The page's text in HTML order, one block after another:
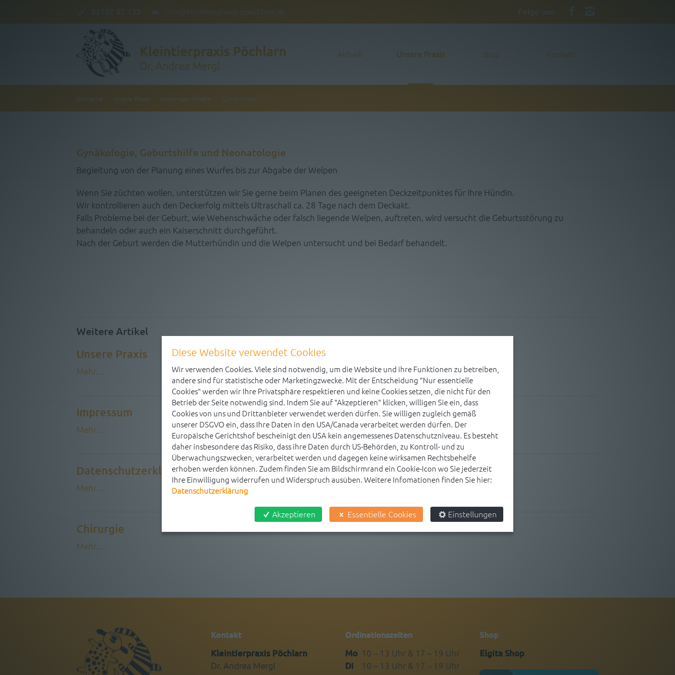
02757 57 133 info@kleintierpraxis-poechlarn.at Folge uns:
Aktuell Unsere Praxis Shop Kontakt
Aktuell
Startseite Unsere Praxis Leistungen Inhalte Gynäkologie
Gynäkologie, Geburtshilfe und Neonatologie
Begleitung von der Planung eines Wurfes bis zur Abgabe der Welpen
Wenn Sie züchten wollen, unterstützen wir Sie gerne beim Planen des geeigneten Deckzeitpunktes für Ihre Hündin.
Wir kontrollieren auch den Deckerfolg mittels Ultraschall ca. 28 Tage nach dem Deckakt.
Falls Probleme bei der Geburt, wie Wehenschwäche oder falsch liegende Welpen, auftreten, wird versucht die Geburtsstörung zu
behandeln oder auch ein Kaiserschnitt durchgeführt.
Nach der Geburt werden die Mutterhündin und die Welpen untersucht und bei Bedarf behandelt.
Weitere Artikel
Unsere Praxis
Mehr…
Impressum
Mehr…
Datenschutzerklärung
Mehr…
Chirurgie
Mehr…
Kontakt
Kleintierpraxis Pöchlarn
Dr. Andrea Mergl
Ordinationszeiten
Mo 10 – 13 Uhr & 17 – 19 Uhr
Di
10 – 13 Uhr & 17 – 19 Uhr
Shop
Elgita Shop
Diese Website verwendet Cookies
Wir verwenden Cookies. Viele sind notwendig, um die Website und ihre Funktionen zu betreiben,
andere sind für statistische oder Marketingzwecke. Mit der Entscheidung "Nur essentielle
Cookies" werden wir Ihre Privatsphäre respektieren und keine Cookies setzen, die nicht für den
Betrieb der Seite notwendig sind. Indem Sie auf "Akzeptieren" klicken, willigen Sie ein, dass
Cookies von uns und Drittanbieter verwendet werden dürfen. Sie willigen zugleich gemäß
unserer DSGVO ein, dass Ihre Daten in den USA/Canada verarbeitet werden dürfen. Der
Europäische Gerichtshof bescheinigt den USA kein angemessenes Datenschutzniveau. Es besteht
daher insbesondere das Risiko, dass ihre Daten durch US-Behörden, zu Kontroll- und zu
Überwachungszwecken, verarbeitet werden und dagegen keine wirksamen Rechtsbehelfe
erhoben werden können. Zudem finden Sie am Bildschirmrand ein Cookie-Icon wo Sie jederzeit
Ihre Einwilligung widerrufen und Widerspruch ausüben. Weitere Infomationen finden Sie hier:
Datenschutzerklärung
Akzeptieren Essentielle Cookies Einstellungen